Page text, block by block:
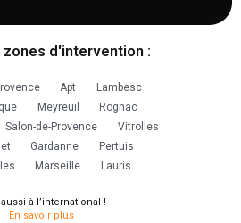
k
a
m
zones d'intervention :
Apt
Lambesc
Meyreuil
Rognac
Salon-de-Provence
Vitrolles
Gardanne
Pertuis
Marseille Lauris
à l’international !
En savoir plus